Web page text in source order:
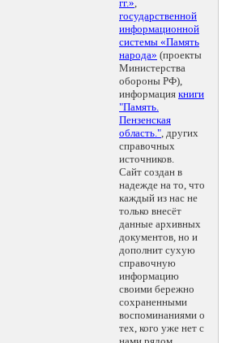
гг.»,
государственной
информационной
системы «Память
народа» (проекты
Министерства
обороны РФ),
информация книги
"Память.
Пензенская
область.", других
справочных
источников.
Сайт создан в
надежде на то, что
каждый из нас не
только внесёт
данные архивных
документов, но и
дополнит сухую
справочную
информацию
своими бережно
сохраненными
воспоминаниями о
тех, кого уже нет с